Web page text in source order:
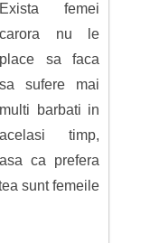
Exista femei
carora nu le
place sa faca
sa sufere mai
multi barbati in
acelasi timp,
asa ca prefera
sunt femeile